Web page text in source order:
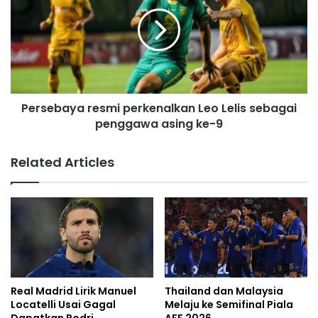
Persebaya resmi perkenalkan Leo Lelis sebagai
penggawa asing ke-9
Related Articles
Real Madrid Lirik Manuel
Locatelli Usai Gagal
Thailand dan Malaysia
Melaju ke Semifinal Piala